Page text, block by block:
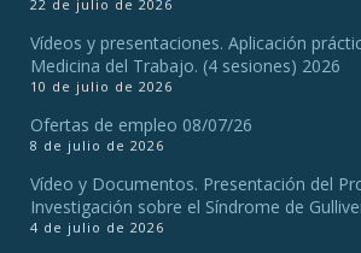
22 de julio de 2026
Vídeos y presentaciones. Aplicación
Medicina del Trabajo. (4 sesiones) 2026
10 de julio de 2026
Ofertas de empleo 08/07/26
8 de julio de 2026
Vídeo y Documentos. Presentación del
Investigación sobre el Síndrome de
4 de julio de 2026